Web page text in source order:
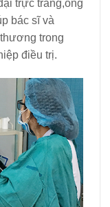
trực tràng,ống
bác sĩ và
trong
điều trị.